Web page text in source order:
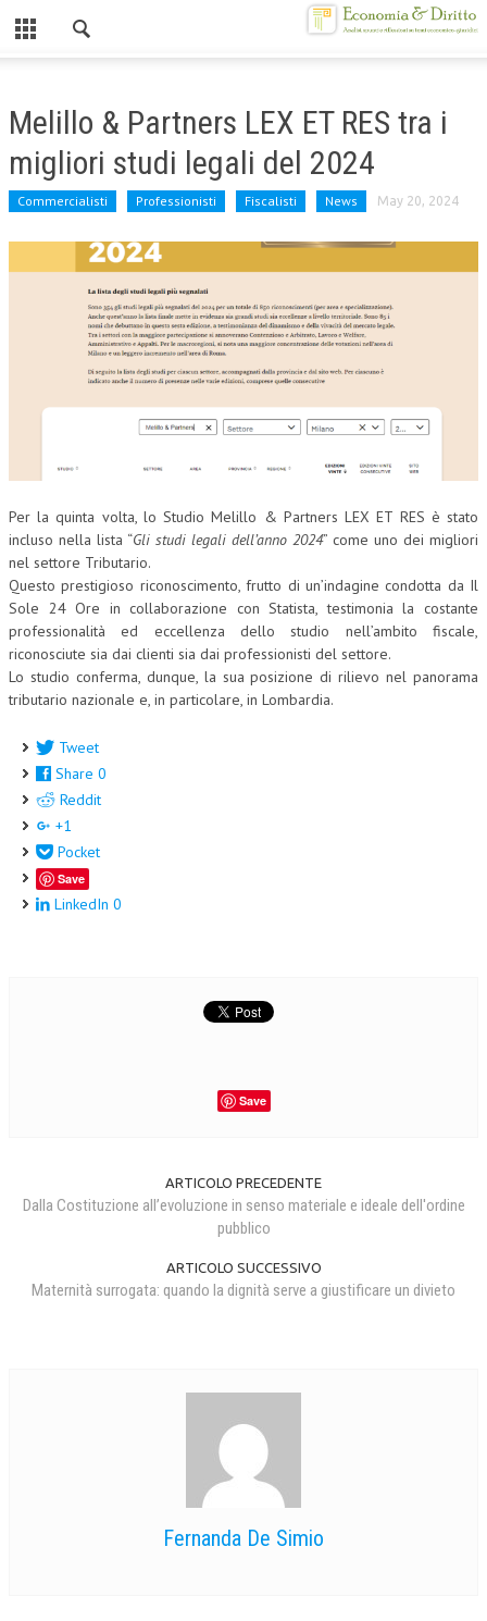
CHI SIAMO
MISSION
CENTRO STUDI
ATTO COSTITUTIVO E STATUTO
ORGANIZZAZIONE
DIREZIONE SCIENTIFICA
CORSI CE.S.E.D.
ARCHIVIO CORSI 2015
DIVENTA SOCIO
BROCHURE CE.S.E.D.
LA RIVISTA
COMITATO SCIENTIFICO
REDAZIONE
PEER REVIEW
CORPORATE SOCIAL RESPONSIBILITY
INTERNAZIONALIZZAZIONE
HUMAN RESOURCES
MARKETING
Melillo & Partners LEX ET RES tra i
migliori studi legali del 2024
Commercialisti Professionisti Fiscalisti News May 20, 2024
Per la quinta volta, lo Studio Melillo & Partners LEX ET RES è stato
incluso nella lista “Gli studi legali dell’anno 2024” come uno dei migliori
nel settore Tributario.
Questo prestigioso riconoscimento, frutto di un’indagine condotta da Il
Sole 24 Ore in collaborazione con Statista, testimonia la costante
professionalità ed eccellenza dello studio nell’ambito fiscale,
riconosciute sia dai clienti sia dai professionisti del settore.
Lo studio conferma, dunque, la sua posizione di rilievo nel panorama
tributario nazionale e, in particolare, in Lombardia.
Tweet
Share 0
Reddit
+1
Pocket
Save
LinkedIn 0
Save
ARTICOLO PRECEDENTE
Dalla Costituzione all’evoluzione in senso materiale e ideale dell'ordine
pubblico
ARTICOLO SUCCESSIVO
Maternità surrogata: quando la dignità serve a giustificare un divieto
Fernanda De Simio